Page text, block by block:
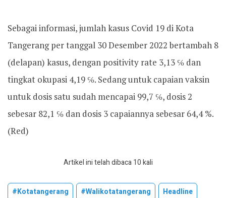
Sebagai informasi, jumlah kasus Covid 19 di Kota
Tangerang per tanggal 30 Desember 2022 bertambah 8
(delapan) kasus, dengan positivity rate 3,13 ℅ dan
tingkat okupasi 4,19 ℅. Sedang untuk capaian vaksin
untuk dosis satu sudah mencapai 99,7 ℅, dosis 2
sebesar 82,1 ℅ dan dosis 3 capaiannya sebesar 64,4 %.
(Red)
Artikel ini telah dibaca 10 kali
#kotatangerang #walikotatangerang Headline